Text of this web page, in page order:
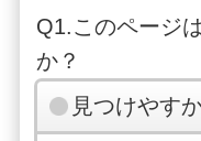
Q1.このページ
か？
見つけやす